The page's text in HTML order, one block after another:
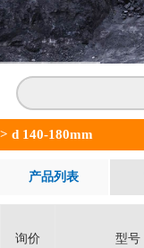
> d 140-180mm
产品列表
询价 型号